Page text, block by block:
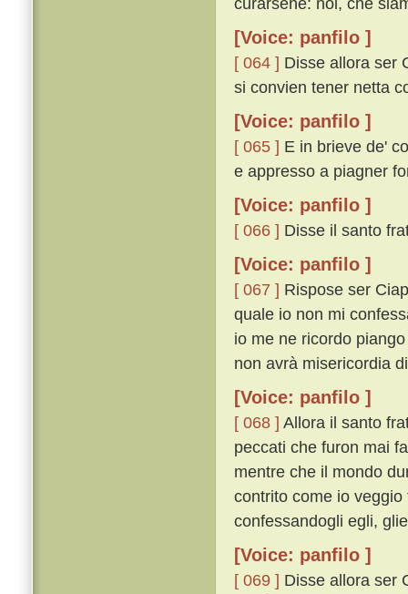
[Voice: panfilo ]
[ 064 ] Disse allora ser
si convien tener netta
[Voice: panfilo ]
[ 065 ] E in brieve de'
e appresso a piagner
[Voice: panfilo ]
[ 066 ] Disse il santo
[Voice: panfilo ]
[ 067 ] Rispose ser
quale io non mi
io me ne ricordo
non avrà misericordia
[Voice: panfilo ]
[ 068 ] Allora il santo
peccati che furon mai
mentre che il mondo
contrito come io
confessandogli egli,
[Voice: panfilo ]
[ 069 ] Disse allora ser